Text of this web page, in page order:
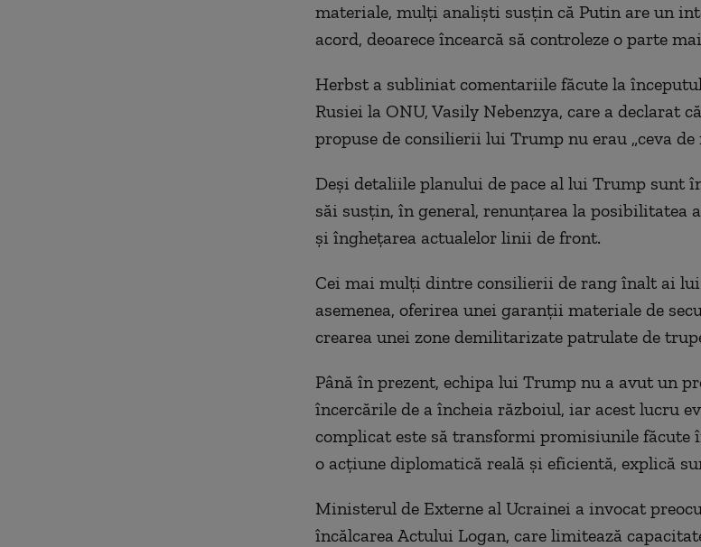
materiale, mulți analiști susțin că Putin are un
acord, deoarece încearcă să controleze o parte
Herbst a subliniat comentariile făcute la
Rusiei la ONU, Vasily Nebenzya, care a declarat
propuse de consilierii lui Trump nu erau „ceva de
Deși detaliile planului de pace al lui Trump sunt
săi susțin, în general, renunțarea la posibilitatea
și înghețarea actualelor linii de front.
Cei mai mulți dintre consilierii de rang înalt ai
asemenea, oferirea unei garanții materiale de
crearea unei zone demilitarizate patrulate de
Până în prezent, echipa lui Trump nu a avut un
încercările de a încheia războiul, iar acest lucru
complicat este să transformi promisiunile
o acțiune diplomatică reală și eficientă, explică
Ministerul de Externe al Ucrainei a invocat
încălcarea Actului Logan, care limitează